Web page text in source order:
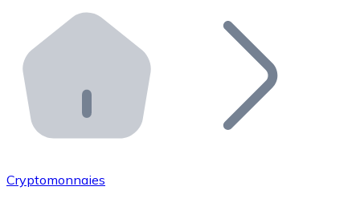
Distributeurs automatiques Bitnovo
Intégrez un ATM Bitnovo dans votre entreprise et
API Bitnovo
Intégrez notre API dans votre écosystème.
Rejoignez notre réseau de distributeurs et
Cryptomonnaies